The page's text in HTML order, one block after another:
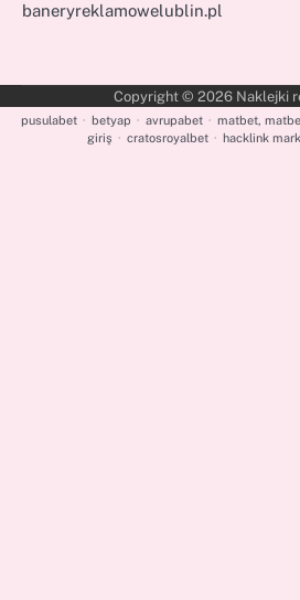
baneryreklamowelublin.pl
Copyright © 2026 Naklejki
pusulabet · betyap · avrupabet · matbet,
giriş · cratosroyalbet · hacklink